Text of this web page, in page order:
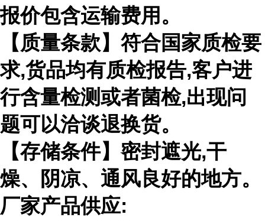
报价包含运输费用。
【质量条款】符合国家质检要
求,货品均有质检报告,客户进
行含量检测或者菌检,出现问
题可以洽谈退换货。
【存储条件】密封遮光,干
燥、阴凉、通风良好的地方。
厂家产品供应: